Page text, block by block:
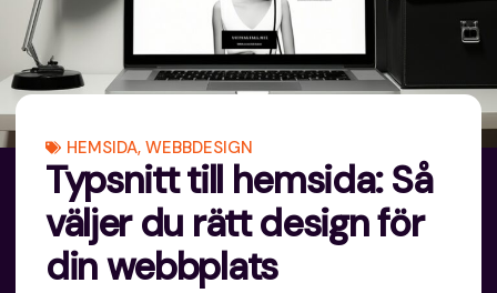
HEMSIDA, WEBBDESIGN
Typsnitt till hemsida: Så
väljer du rätt design för
din webbplats